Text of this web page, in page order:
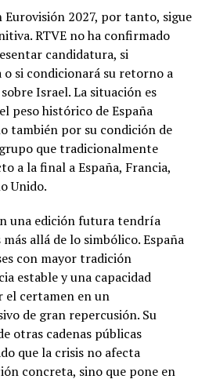
Eurovisión 2027, por tanto, sigue
RTVE no ha confirmado
candidatura, si
si condicionará su retorno a
Israel. La situación es
peso histórico de España
también por su condición de
que tradicionalmente
a la final a España, Francia,
Unido.
una edición futura tendría
allá de lo simbólico. España
con mayor tradición
estable y una capacidad
certamen en un
de gran repercusión. Su
otras cadenas públicas
que la crisis no afecta
concreta, sino que pone en